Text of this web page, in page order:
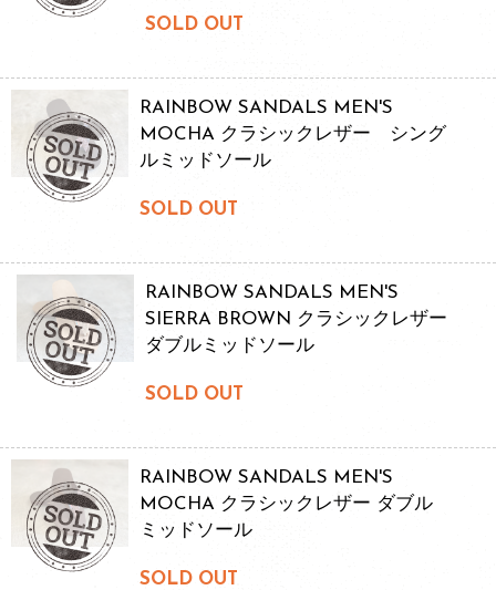
SOLD OUT
RAINBOW SANDALS MEN'S
MOCHA クラシックレザー シング
ルミッドソール
SOLD OUT
RAINBOW SANDALS MEN'S
SIERRA BROWN クラシックレザー
ダブルミッドソール
SOLD OUT
RAINBOW SANDALS MEN'S
MOCHA クラシックレザー ダブル
ミッドソール
SOLD OUT